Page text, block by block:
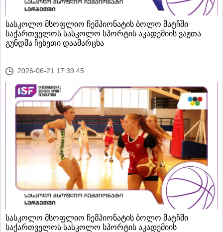
სასკოლო მსოფლიო ჩემპიონატის ბოლო მატჩში
საქართველოს სასკოლო სპორტის აკადემიის ვაჟთა
გუნდმა ჩეხეთი დაამარცხა
2026-06-21 17:39:45
სასკოლო მსოფლიო ჩემპიონატის ბოლო მატჩში
საქართველოს სასკოლო სპორტის აკადემიის